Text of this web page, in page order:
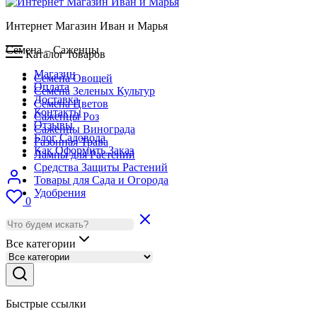
Интернет Магазин Иван и Марья
Семена – Саженцы
Магазин
Оплата
Доставка
Контакты
Отзывы
Блог Садовода
Как Оформить Заказ
0
Каталог товаров
Семена Овощей
Семена Зеленых Культур
Семена Цветов
Саженцы Роз
Саженцы Винограда
Газонная Трава
Лампы для Растений
Средства Защиты Растений
Товары для Сада и Огорода
Удобрения
Все категории
Быстрые ссылки